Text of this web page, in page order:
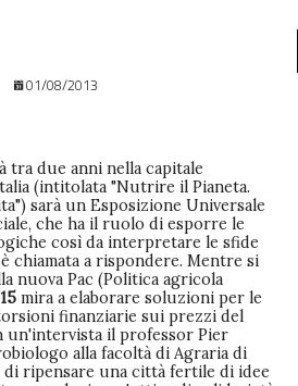
01/08/2013
tra due anni nella capitale
(intitolata "Nutrire il Pianeta.
sarà un Esposizione Universale
che ha il ruolo di esporre le
così da interpretare le sfide
chiamata a rispondere. Mentre si
nuova Pac (Politica agricola
mira a elaborare soluzioni per le
finanziarie sui prezzi del
un'intervista il professor Pier
alla facoltà di Agraria di
di ripensare una città fertile di idee